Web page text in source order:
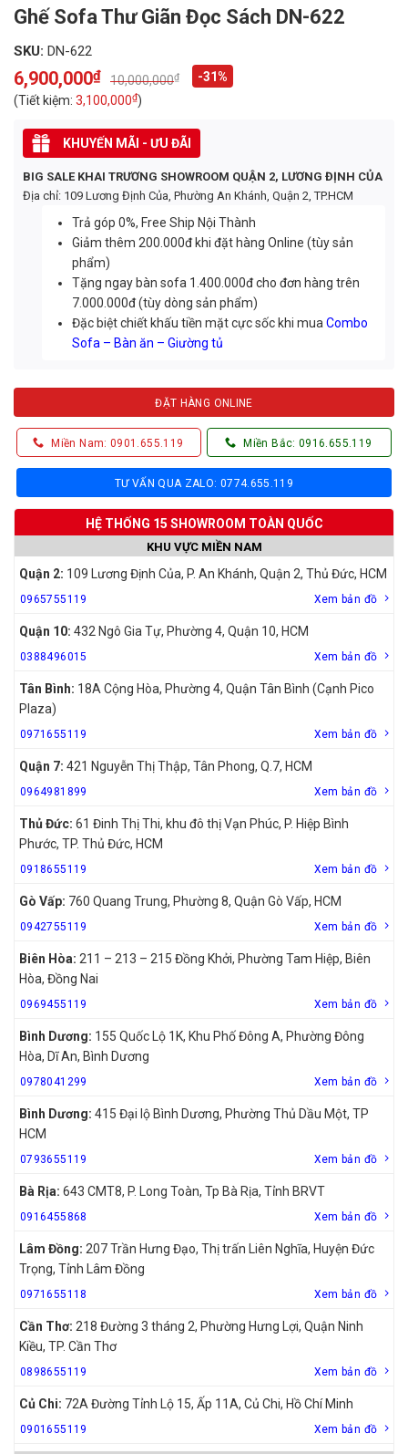
Ghế Sofa Thư Giãn Đọc Sách DN-622
SKU: DN-622
10,000,000₫
Original
price
was:
10,000,000₫.
6,900,000₫
Current
price
is:
6,900,000₫.
-31%
(Tiết kiệm: 3,100,000₫)
KHUYẾN MÃI - ƯU ĐÃI
BIG SALE KHAI TRƯƠNG SHOWROOM QUẬN 2, LƯƠNG ĐỊNH CỦA
Địa chỉ: 109 Lương Định Của, Phường An Khánh, Quận 2, TP.HCM
Trả góp 0%, Free Ship Nội Thành
Giảm thêm 200.000đ khi đặt hàng Online (tùy sản
phẩm)
Tặng ngay bàn sofa 1.400.000đ cho đơn hàng trên
7.000.000đ (tùy dòng sản phẩm)
Đặc biệt chiết khấu tiền mặt cực sốc khi muaCombo
Sofa – Bàn ăn – Giường tủ
ĐẶT HÀNG ONLINE
Miền Nam: 0901.655.119 Miền Bắc: 0916.655.119
TƯ VẤN QUA ZALO: 0774.655.119
HỆ THỐNG 15 SHOWROOM TOÀN QUỐC
KHU VỰC MIỀN NAM
Quận 2: 109 Lương Định Của, P. An Khánh, Quận 2, Thủ Đức, HCM
0965755119 Xem bản đồ
Quận 10: 432 Ngô Gia Tự, Phường 4, Quận 10, HCM
0388496015 Xem bản đồ
Tân Bình: 18A Cộng Hòa, Phường 4, Quận Tân Bình (Cạnh Pico
Plaza)
0971655119 Xem bản đồ
Quận 7: 421 Nguyễn Thị Thập, Tân Phong, Q.7, HCM
0964981899 Xem bản đồ
Thủ Đức: 61 Đinh Thị Thi, khu đô thị Vạn Phúc, P. Hiệp Bình
Phước, TP. Thủ Đức, HCM
0918655119 Xem bản đồ
Gò Vấp: 760 Quang Trung, Phường 8, Quận Gò Vấp, HCM
0942755119 Xem bản đồ
Biên Hòa: 211 – 213 – 215 Đồng Khởi, Phường Tam Hiệp, Biên
Hòa, Đồng Nai
0969455119 Xem bản đồ
Bình Dương: 155 Quốc Lộ 1K, Khu Phố Đông A, Phường Đông
Hòa, Dĩ An, Bình Dương
0978041299 Xem bản đồ
Bình Dương: 415 Đại lộ Bình Dương, Phường Thủ Dầu Một, TP
HCM
0793655119 Xem bản đồ
Bà Rịa: 643 CMT8, P. Long Toàn, Tp Bà Rịa, Tỉnh BRVT
0916455868 Xem bản đồ
Lâm Đồng: 207 Trần Hưng Đạo, Thị trấn Liên Nghĩa, Huyện Đức
Trọng, Tỉnh Lâm Đồng
0971655118 Xem bản đồ
Cần Thơ: 218 Đường 3 tháng 2, Phường Hưng Lợi, Quận Ninh
Kiều, TP. Cần Thơ
0898655119 Xem bản đồ
Củ Chi: 72A Đường Tỉnh Lộ 15, Ấp 11A, Củ Chi, Hồ Chí Minh
0901655119 Xem bản đồ